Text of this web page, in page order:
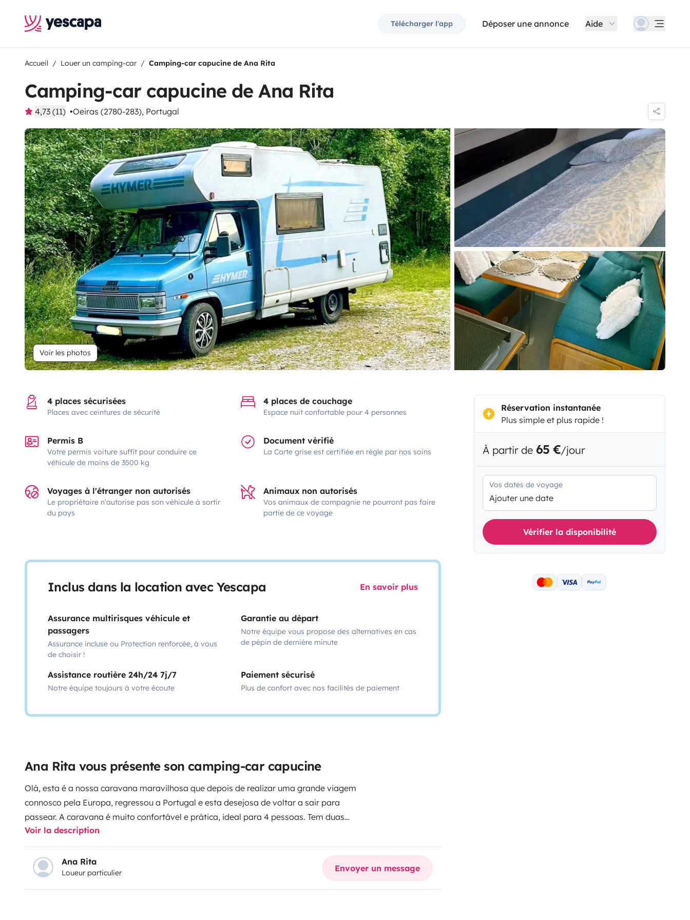
Télécharger l'app Déposer une annonce Aide
Accueil Louer un camping-car Camping-car capucine de Ana Rita
Camping-car capucine de Ana Rita
4,73 (11) Oeiras (2780-283), Portugal
Voir les photos
4 places sécurisées
Places avec ceintures de sécurité
4 places de couchage
Espace nuit confortable pour 4 personnes
Permis B
Votre permis voiture suffit pour conduire ce
véhicule de moins de 3500 kg
Document vérifié
La Carte grise est certifiée en règle par nos soins
Voyages à l'étranger non autorisés
Le propriétaire n'autorise pas son véhicule à sortir
du pays
Animaux non autorisés
Vos animaux de compagnie ne pourront pas faire
partie de ce voyage
Inclus dans la location avec Yescapa En savoir plus
Assurance multirisques véhicule et
passagers
Assurance incluse ou Protection renforcée, à vous
de choisir !
Garantie au départ
Notre équipe vous propose des alternatives en cas
de pépin de dernière minute
Assistance routière 24h/24 7j/7
Notre équipe toujours à votre écoute
Paiement sécurisé
Plus de confort avec nos facilités de paiement
Ana Rita vous présente son camping-car capucine
Olá, esta é a nossa caravana maravilhosa que depois de realizar uma grande viagem
connosco pela Europa, regressou a Portugal e esta desejosa de voltar a sair para
passear. A caravana é muito confortável e prática, ideal para 4 pessoas. Tem duas
camas de casal e uma de solteiro
Outra cama de casal que durante o dia funciona como sofá e mesa.*Uma cama de
solteiro nas traseiras que também faz mesa
calor e aquecedor para os dias mais frios, por isso dá para viajar confortavelmente
em qualquer altura do ano.A cozinha está equipada com frigorífico e com os
Voir la description
Ana Rita
Loueur particulier Envoyer un message
Réservation instantanée
Plus simple et plus rapide !
À partir de 65 €/jour
Vos dates de voyage
Ajouter une date
Vérifier la disponibilité